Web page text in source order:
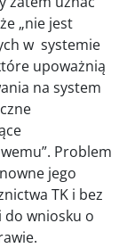
„nie jest
w systemie
upoważnią
na system
Problem
jego
TK i bez
wniosku o